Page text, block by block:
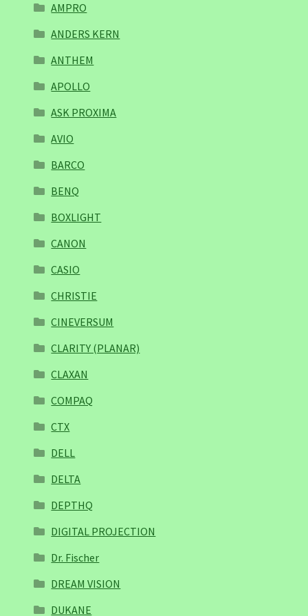
AMPRO
ANDERS KERN
ANTHEM
APOLLO
ASK PROXIMA
AVIO
BARCO
BENQ
BOXLIGHT
CANON
CASIO
CHRISTIE
CINEVERSUM
CLARITY (PLANAR)
CLAXAN
COMPAQ
CTX
DELL
DELTA
DEPTHQ
DIGITAL PROJECTION
Dr. Fischer
DREAM VISION
DUKANE